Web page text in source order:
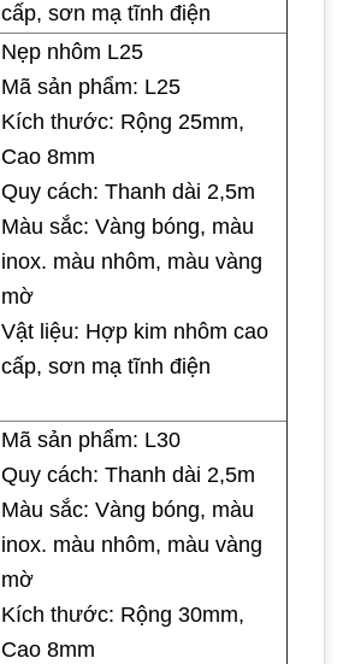
cấp, sơn mạ tĩnh điện
Nẹp nhôm L25
Mã sản phẩm: L25
Kích thước: Rộng 25mm,
Cao 8mm
Quy cách: Thanh dài 2,5m
Màu sắc: Vàng bóng, màu
inox. màu nhôm, màu vàng
mờ
Vật liệu: Hợp kim nhôm cao
cấp, sơn mạ tĩnh điện
Mã sản phẩm: L30
Quy cách: Thanh dài 2,5m
Màu sắc: Vàng bóng, màu
inox. màu nhôm, màu vàng
mờ
Kích thước: Rộng 30mm,
Cao 8mm